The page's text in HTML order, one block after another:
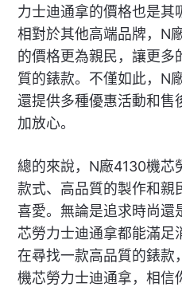
力士迪通拿的價格也是其
相對於其他高端品牌，N
的價格更為親民，讓更多
質的錶款。不僅如此，N
還提供多種優惠活動和售
加放心。
總的來說，N廠4130機芯
款式、高品質的製作和親
喜愛。無論是追求時尚還
芯勞力士迪通拿都能滿足
在尋找一款高品質的錶款
機芯勞力士迪通拿，相信